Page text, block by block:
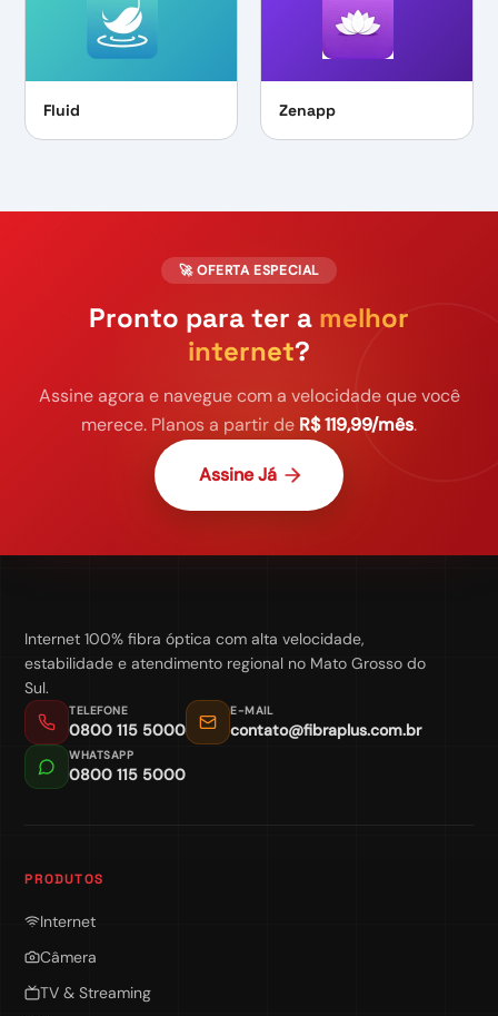
Fluid Zenapp
🚀 OFERTA ESPECIAL
Pronto para ter a melhor
internet?
Assine agora e navegue com a velocidade que você
merece. Planos a partir de R$ 119,99/mês.
Assine Já
Internet 100% fibra óptica com alta velocidade,
estabilidade e atendimento regional no Mato Grosso do
Sul.
TELEFONE
0800 115 5000
E-MAIL
contato@fibraplus.com.br
WHATSAPP
0800 115 5000
PRODUTOS
Internet
Câmera
TV & Streaming